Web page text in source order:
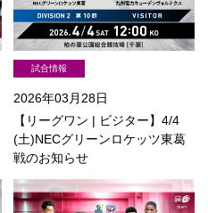
試合情報
2026年03月28日
【リーグワン | ビジター】4/4
(土)NECグリーンロケッツ東葛
戦のお知らせ